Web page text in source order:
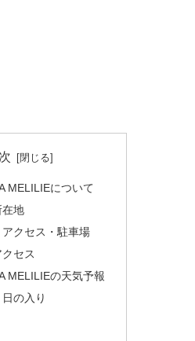
MELILIEについて
地
クセス・駐車場
セス
MELILIEの天気予報
の入り